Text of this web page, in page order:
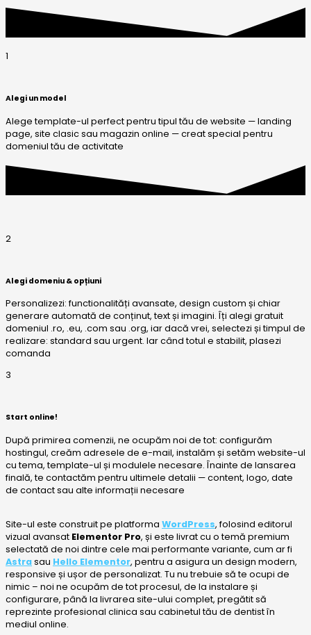
1
Alegi un model
Alege template-ul perfect pentru tipul tău de website — landing
page, site clasic sau magazin online — creat special pentru
domeniul tău de activitate
2
Alegi domeniu & opțiuni
Personalizezi: functionalități avansate, design custom și chiar
generare automată de conținut, text și imagini. Îți alegi gratuit
domeniul .ro, .eu, .com sau .org, iar dacă vrei, selectezi și timpul de
realizare: standard sau urgent. Iar când totul e stabilit, plasezi
comanda
3
Start online!
După primirea comenzii, ne ocupăm noi de tot: configurăm
hostingul, creăm adresele de e-mail, instalăm și setăm website-ul
cu tema, template-ul și modulele necesare. Înainte de lansarea
finală, te contactăm pentru ultimele detalii — content, logo, date
de contact sau alte informații necesare
Site-ul este construit pe platforma WordPress, folosind editorul
vizual avansat Elementor Pro, și este livrat cu o temă premium
selectată de noi dintre cele mai performante variante, cum ar fi
Astrasau Hello Elementor, pentru a asigura un design modern,
responsive și ușor de personalizat. Tu nu trebuie să te ocupi de
nimic – noi ne ocupăm de tot procesul, de la instalare și
configurare, până la livrarea site-ului complet, pregătit să
reprezinte profesional clinica sau cabinetul tău de dentist în
mediul online.